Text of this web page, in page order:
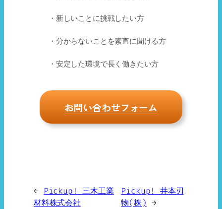
・新しいことに挑戦したい方
・分からないことを素直に聞ける方
・安定した環境で長く働きたい方
お問い合わせフォーム
← Pickup! 三木工業
材料株式会社
Pickup! 井本刃
物(株) →